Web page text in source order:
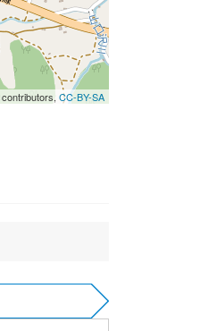
contributors, CC-BY-SA